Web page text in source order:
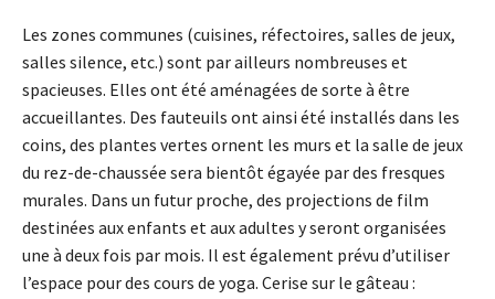
Les zones communes (cuisines, réfectoires, salles de jeux,
salles silence, etc.) sont par ailleurs nombreuses et
spacieuses. Elles ont été aménagées de sorte à être
accueillantes. Des fauteuils ont ainsi été installés dans les
coins, des plantes vertes ornent les murs et la salle de jeux
du rez-de-chaussée sera bientôt égayée par des fresques
murales. Dans un futur proche, des projections de film
destinées aux enfants et aux adultes y seront organisées
une à deux fois par mois. Il est également prévu d’utiliser
l’espace pour des cours de yoga. Cerise sur le gâteau :